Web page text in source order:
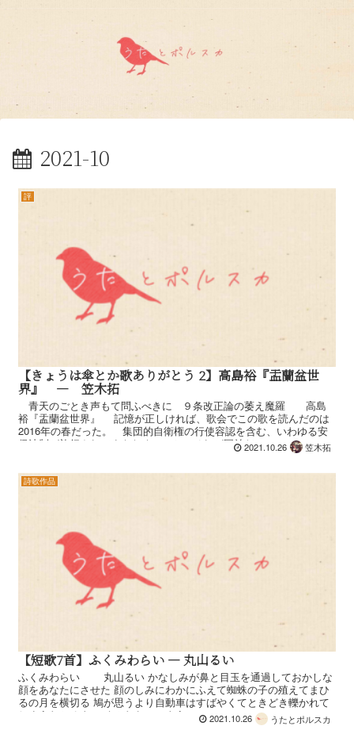
2021-10
評
【きょうは傘とか歌ありがとう 2】高島裕『盂蘭盆世
界』 ― 笠木拓
青天のごとき声もて問ふべきに ９条改正論の萎え魔羅 高島
裕『盂蘭盆世界』 記憶が正しければ、歌会でこの歌を読んだのは
2016年の春だった。 集団的自衛権の行使容認を含む、いわゆる安
保法制が施行されてまもなくのこと。それが国益だ...2021.10.26 笠木拓
詩歌作品
【短歌7首】ふくみわらい — 丸山るい
ふくみわらい 丸山るい かなしみが鼻と目玉を通過しておかしな
顔をあなたにさせた 顔のしみにわかにふえて蜘蛛の子の殖えてまひ
るの月を横切る 鳩が思うより自動車はすばやくてときどき轢かれて
しまうわかるよ ふくみわらいのように... 2021.10.26 うたとポルスカ